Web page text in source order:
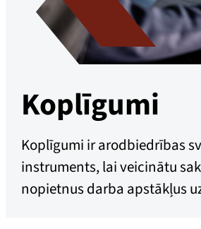
Koplīgumi
Koplīgumi ir arodbiedrības
instruments, lai veicinātu
nopietnus darba apstākļus